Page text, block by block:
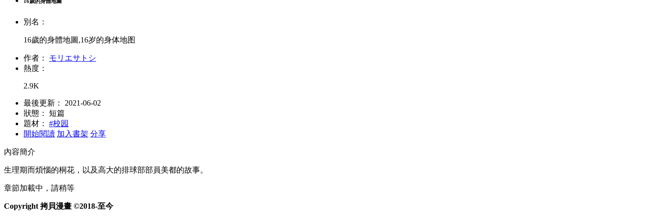
別名：
16歲的身體地圖,16岁的身体地图
作者：
モリエサトシ
熱度：
2.9K
最後更新：
2021-06-02
狀態：
短篇
題材：
#校园
開始閱讀 加入書架 分享
內容簡介
生理期而煩惱的桐花，以及高大的排球部部員美都的故事。
章節加載中，請稍等
Copyright 拷貝漫畫 ©2018-至今